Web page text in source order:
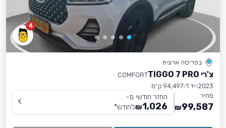
4
בפריסה ארצית
צ'רי TIGGO 7 PRO
COMFORT
2023 יד 1
94,497 ק״מ
מחיר
99,587
₪
החזר חודשי מ-
1,026
₪לחודש*